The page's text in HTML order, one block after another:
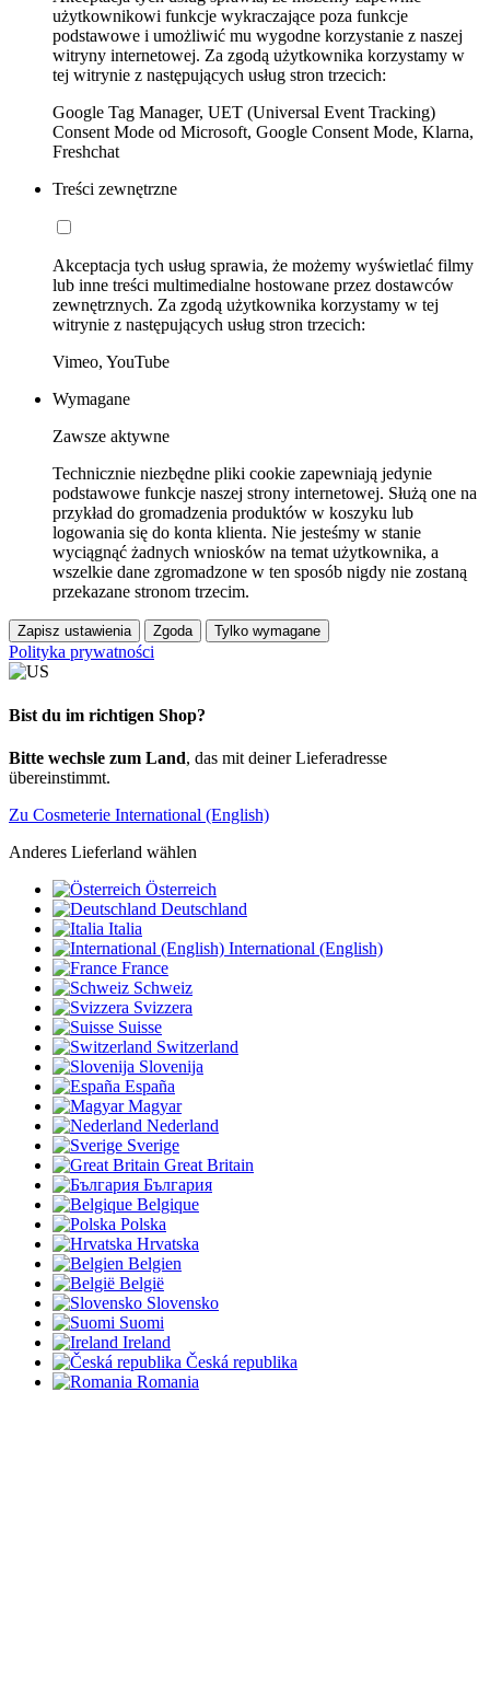
użytkownikowi funkcje wykraczające poza funkcje
podstawowe i umożliwić mu wygodne korzystanie z naszej
witryny internetowej. Za zgodą użytkownika korzystamy w
tej witrynie z następujących usług stron trzecich:
Google Tag Manager, UET (Universal Event Tracking)
Consent Mode od Microsoft, Google Consent Mode, Klarna,
Freshchat
Treści zewnętrzne
Akceptacja tych usług sprawia, że możemy wyświetlać filmy
lub inne treści multimedialne hostowane przez dostawców
zewnętrznych. Za zgodą użytkownika korzystamy w tej
witrynie z następujących usług stron trzecich:
Vimeo, YouTube
Wymagane
Zawsze aktywne
Technicznie niezbędne pliki cookie zapewniają jedynie
podstawowe funkcje naszej strony internetowej. Służą one na
przykład do gromadzenia produktów w koszyku lub
logowania się do konta klienta. Nie jesteśmy w stanie
wyciągnąć żadnych wniosków na temat użytkownika, a
wszelkie dane zgromadzone w ten sposób nigdy nie zostaną
przekazane stronom trzecim.
Zapisz ustawienia Zgoda Tylko wymagane
Polityka prywatności
Bist du im richtigen Shop?
Bitte wechsle zum Land, das mit deiner Lieferadresse
übereinstimmt.
Zu Cosmeterie International (English)
Anderes Lieferland wählen
Österreich
Deutschland
Italia
International (English)
France
Schweiz
Svizzera
Suisse
Switzerland
Slovenija
España
Magyar
Nederland
Sverige
Great Britain
България
Belgique
Polska
Hrvatska
Belgien
België
Slovensko
Suomi
Ireland
Česká republika
Romania